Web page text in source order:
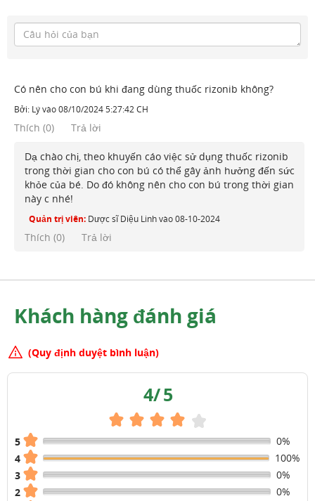
Có nên cho con bú khi đang dùng thuốc rizonib không?
Bởi: Lývào08/10/2024 5:27:42 CH
Thích (0) Trả lời
Dạ chào chị, theo khuyến cáo việc sử dụng thuốc rizonib
trong thời gian cho con bú có thể gây ảnh hưởng đến sức
khỏe của bé. Do đó không nên cho con bú trong thời gian
này c nhé!
Quản trị viên: Dược sĩ Diệu Linhvào08-10-2024
Thích (0) Trả lời
Khách hàng đánh giá
(Quy định duyệt bình luận)
4/5
5
0%
4
100%
3
0%
2
0%